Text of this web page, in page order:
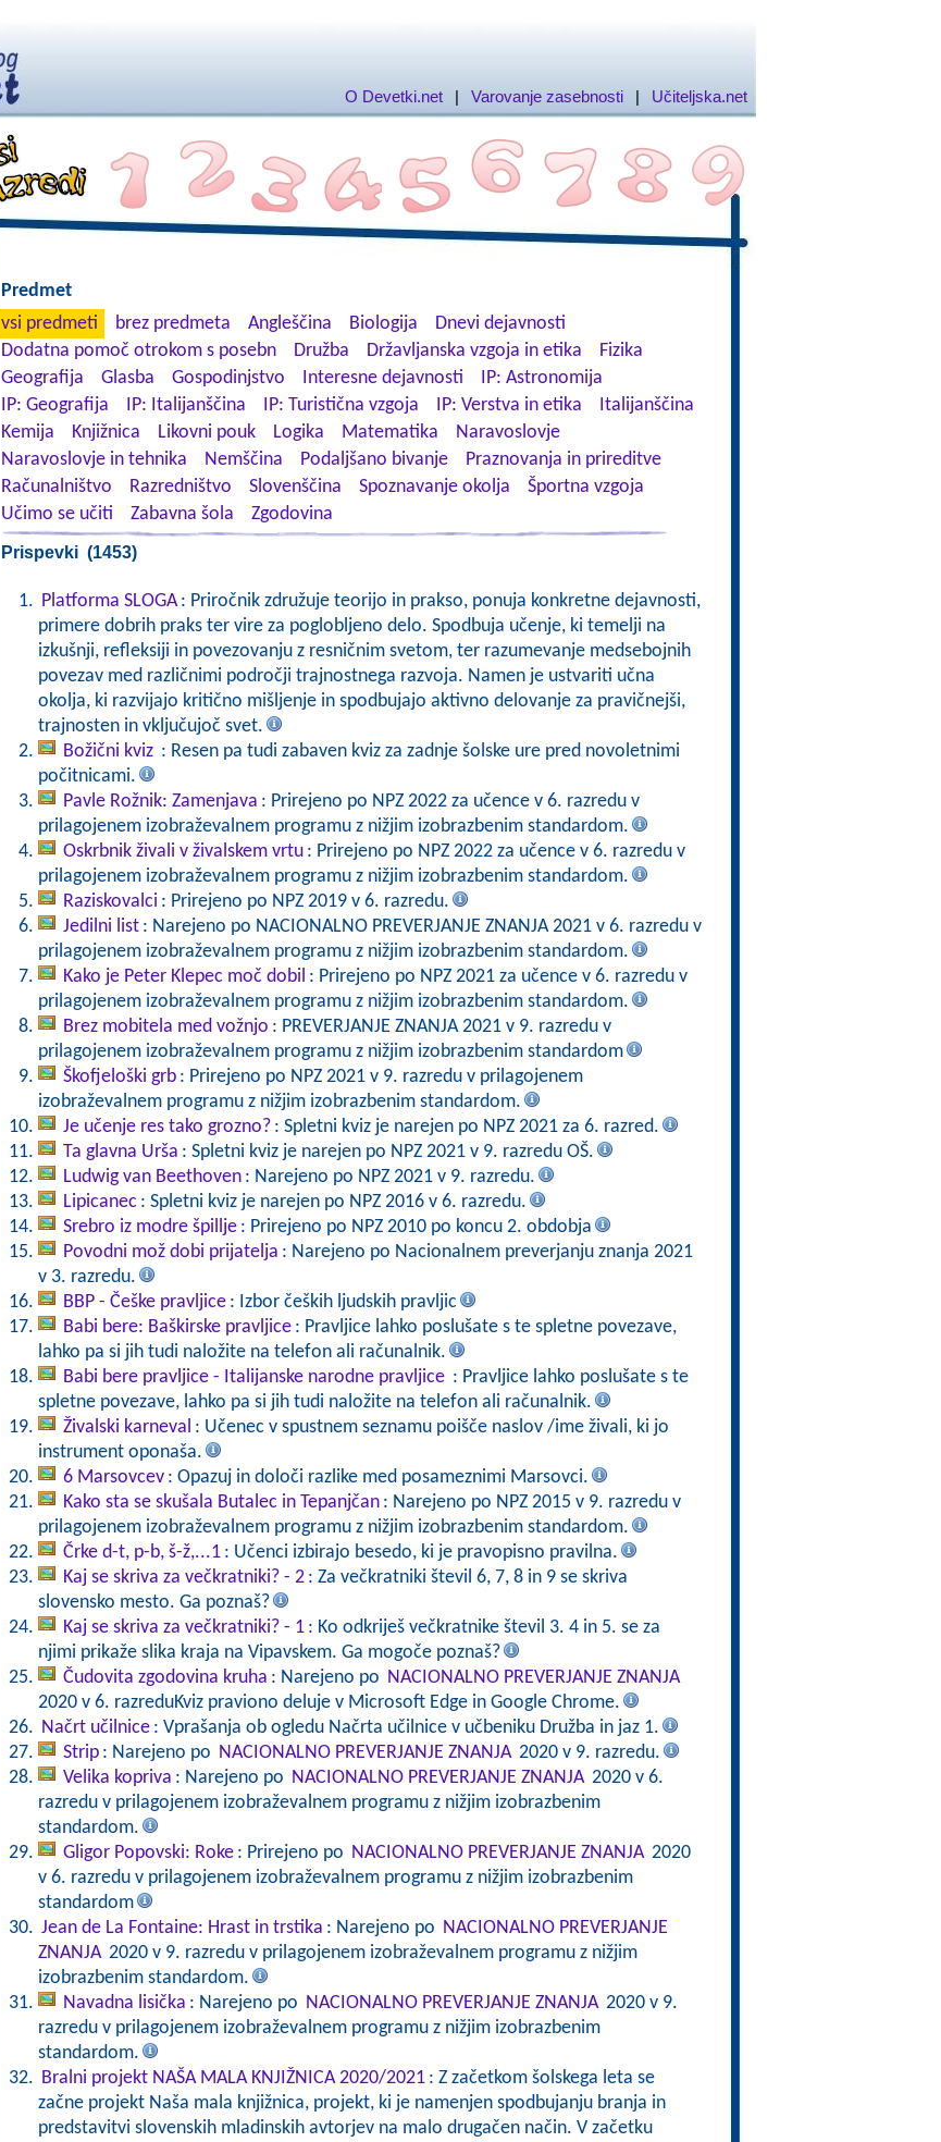
O Devetki.net | Varovanje zasebnosti | Učiteljska.net
Predmet
vsi predmeti
brez predmeta Angleščina Biologija
Dnevi dejavnosti
Dodatna pomoč otrokom s posebn
Družba Državljanska vzgoja in etika
Fizika
Geografija
Glasba Gospodinjstvo Interesne dejavnosti
IP: Astronomija
IP: Geografija
IP: Italijanščina IP: Turistična vzgoja IP: Verstva in etika
Italijanščina
Kemija
Knjižnica Likovni pouk Logika Matematika
Naravoslovje
Naravoslovje in tehnika
Nemščina Podaljšano bivanje
Praznovanja in prireditve
Računalništvo
Razredništvo Slovenščina Spoznavanje okolja
Športna vzgoja
Učimo se učiti
Zabavna šola Zgodovina
Prispevki (1453)
Platforma SLOGA : Priročnik združuje teorijo in prakso, ponuja konkretne dejavnosti,
primere dobrih praks ter vire za poglobljeno delo. Spodbuja učenje, ki temelji na
izkušnji, refleksiji in povezovanju z resničnim svetom, ter razumevanje medsebojnih
povezav med različnimi področji trajnostnega razvoja. Namen je ustvariti učna
okolja, ki razvijajo kritično mišljenje in spodbujajo aktivno delovanje za pravičnejši,
trajnosten in vključujoč svet.
Božični kviz : Resen pa tudi zabaven kviz za zadnje šolske ure pred novoletnimi
počitnicami.
Pavle Rožnik: Zamenjava : Prirejeno po NPZ 2022 za učence v 6. razredu v
prilagojenem izobraževalnem programu z nižjim izobrazbenim standardom.
Oskrbnik živali v živalskem vrtu : Prirejeno po NPZ 2022 za učence v 6. razredu v
prilagojenem izobraževalnem programu z nižjim izobrazbenim standardom.
Raziskovalci : Prirejeno po NPZ 2019 v 6. razredu.
Jedilni list : Narejeno po NACIONALNO PREVERJANJE ZNANJA 2021 v 6. razredu v
prilagojenem izobraževalnem programu z nižjim izobrazbenim standardom.
Kako je Peter Klepec moč dobil : Prirejeno po NPZ 2021 za učence v 6. razredu v
prilagojenem izobraževalnem programu z nižjim izobrazbenim standardom.
Brez mobitela med vožnjo : PREVERJANJE ZNANJA 2021 v 9. razredu v
prilagojenem izobraževalnem programu z nižjim izobrazbenim standardom
Škofjeloški grb : Prirejeno po NPZ 2021 v 9. razredu v prilagojenem
izobraževalnem programu z nižjim izobrazbenim standardom.
Je učenje res tako grozno? : Spletni kviz je narejen po NPZ 2021 za 6. razred.
Ta glavna Urša : Spletni kviz je narejen po NPZ 2021 v 9. razredu OŠ.
Ludwig van Beethoven : Narejeno po NPZ 2021 v 9. razredu.
Lipicanec : Spletni kviz je narejen po NPZ 2016 v 6. razredu.
Srebro iz modre špillje : Prirejeno po NPZ 2010 po koncu 2. obdobja
Povodni mož dobi prijatelja : Narejeno po Nacionalnem preverjanju znanja 2021
v 3. razredu.
BBP - Češke pravljice : Izbor čeških ljudskih pravljic
Babi bere: Baškirske pravljice : Pravljice lahko poslušate s te spletne povezave,
lahko pa si jih tudi naložite na telefon ali računalnik.
Babi bere pravljice - Italijanske narodne pravljice : Pravljice lahko poslušate s te
spletne povezave, lahko pa si jih tudi naložite na telefon ali računalnik.
Živalski karneval : Učenec v spustnem seznamu poišče naslov /ime živali, ki jo
instrument oponaša.
6 Marsovcev : Opazuj in določi razlike med posameznimi Marsovci.
Kako sta se skušala Butalec in Tepanjčan : Narejeno po NPZ 2015 v 9. razredu v
prilagojenem izobraževalnem programu z nižjim izobrazbenim standardom.
Črke d-t, p-b, š-ž,...1 : Učenci izbirajo besedo, ki je pravopisno pravilna.
Kaj se skriva za večkratniki? - 2 : Za večkratniki števil 6, 7, 8 in 9 se skriva
slovensko mesto. Ga poznaš?
Kaj se skriva za večkratniki? - 1 : Ko odkriješ večkratnike števil 3. 4 in 5. se za
njimi prikaže slika kraja na Vipavskem. Ga mogoče poznaš?
Čudovita zgodovina kruha : Narejeno po NACIONALNO PREVERJANJE ZNANJA
2020 v 6. razreduKviz praviono deluje v Microsoft Edge in Google Chrome.
Načrt učilnice : Vprašanja ob ogledu Načrta učilnice v učbeniku Družba in jaz 1.
Strip : Narejeno po NACIONALNO PREVERJANJE ZNANJA 2020 v 9. razredu.
Velika kopriva : Narejeno po NACIONALNO PREVERJANJE ZNANJA 2020 v 6.
razredu v prilagojenem izobraževalnem programu z nižjim izobrazbenim
standardom.
Gligor Popovski: Roke : Prirejeno po NACIONALNO PREVERJANJE ZNANJA 2020
v 6. razredu v prilagojenem izobraževalnem programu z nižjim izobrazbenim
standardom
Jean de La Fontaine: Hrast in trstika : Narejeno po NACIONALNO PREVERJANJE
ZNANJA 2020 v 9. razredu v prilagojenem izobraževalnem programu z nižjim
izobrazbenim standardom.
Navadna lisička : Narejeno po NACIONALNO PREVERJANJE ZNANJA 2020 v 9.
razredu v prilagojenem izobraževalnem programu z nižjim izobrazbenim
standardom.
Bralni projekt NAŠA MALA KNJIŽNICA 2020/2021 : Z začetkom šolskega leta se
začne projekt Naša mala knjižnica, projekt, ki je namenjen spodbujanju branja in
predstavitvi slovenskih mladinskih avtorjev na malo drugačen način. V začetku